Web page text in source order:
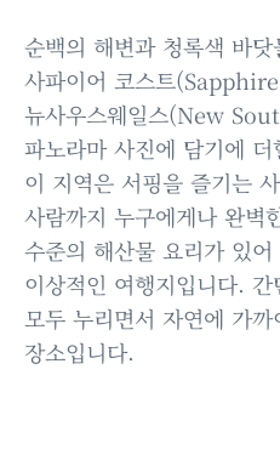
순백의 해변과 청록색 바
사파이어 코스트
뉴사우스웨일스(New
파노라마 사진에 담기에
이 지역은 서핑을 즐기는
사람까지 누구에게나 완벽
수준의 해산물 요리가 있
이상적인 여행지입니다.
모두 누리면서 자연에 가
장소입니다.